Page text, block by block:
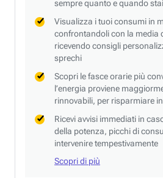
sempre quanto e quando
Visualizza i tuoi consumi in
confrontandoli con la media
ricevendo consigli
sprechi
Scopri le fasce orarie più
l’energia proviene
rinnovabili, per risparmiare
Ricevi avvisi immediati in
della potenza, picchi di
intervenire tempestivamente
Scopri di più